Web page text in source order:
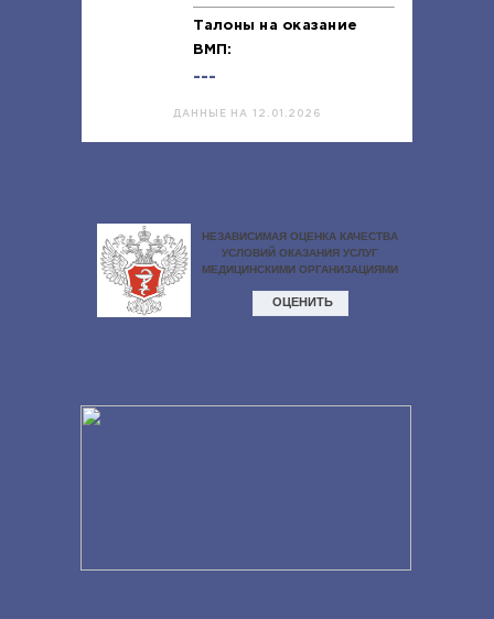
Талоны на оказание
ВМП:
---
ДАННЫЕ НА 12.01.2026